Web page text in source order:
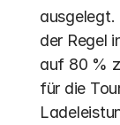
ausgelegt.
der Regel
auf 80 %
für die